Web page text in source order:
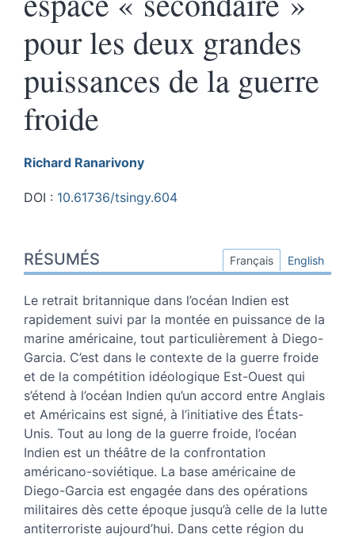
pour les deux grandes
puissances de la guerre
froide
Richard Ranarivony
DOI : 10.61736/tsingy.604
Index
Plan
Texte
Notes
Illustrations
Citer cet article
Auteur
RÉSUMÉS Français English
Le retrait britannique dans l’océan Indien est
rapidement suivi par la montée en puissance de la
marine américaine, tout particulièrement à Diego-
Garcia. C’est dans le contexte de la guerre froide
et de la compétition idéologique Est-Ouest qui
s’étend à l’océan Indien qu’un accord entre Anglais
et Américains est signé, à l’initiative des États-
Unis. Tout au long de la guerre froide, l’océan
Indien est un théâtre de la confrontation
américano-soviétique. La base américaine de
Diego-Garcia est engagée dans des opérations
militaires dès cette époque jusqu’à celle de la lutte
antiterroriste aujourd’hui. Dans cette région du